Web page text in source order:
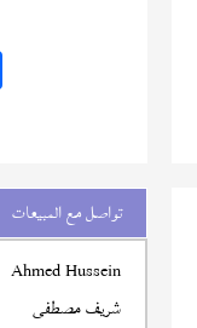
تواصل مع المبيعات
Ahmed Hussein
شريف مصطفى